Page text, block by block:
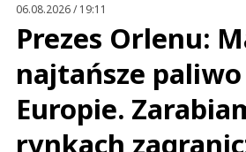
06.08.2026 / 19:11
Prezes Orlenu:
najtańsze
Europie.
rynkach